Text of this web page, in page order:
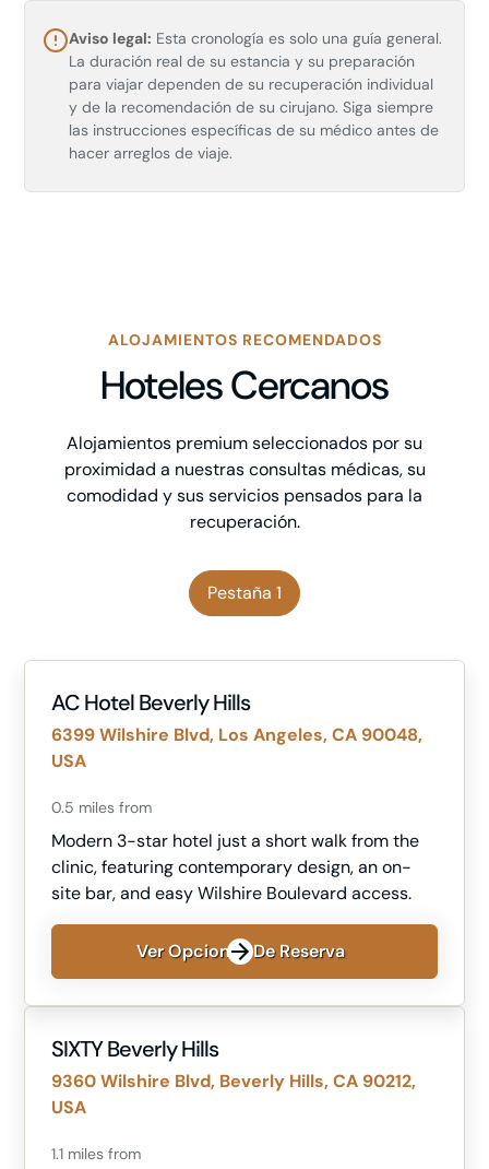
Aviso legal: Esta cronología es solo una guía general.
La duración real de su estancia y su preparación
para viajar dependen de su recuperación individual
y de la recomendación de su cirujano. Siga siempre
las instrucciones específicas de su médico antes de
hacer arreglos de viaje.
ALOJAMIENTOS RECOMENDADOS
Hoteles Cercanos
Alojamientos premium seleccionados por su
proximidad a nuestras consultas médicas, su
comodidad y sus servicios pensados para la
recuperación.
Pestaña 1
AC Hotel Beverly Hills
6399 Wilshire Blvd, Los Angeles, CA 90048,
USA
0.5 miles from
Modern 3-star hotel just a short walk from the
clinic, featuring contemporary design, an on-
site bar, and easy Wilshire Boulevard access.
Ver Opciones De Reserva
SIXTY Beverly Hills
9360 Wilshire Blvd, Beverly Hills, CA 90212,
USA
1.1 miles from